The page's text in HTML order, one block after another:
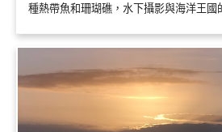
種熱帶魚和珊瑚礁，水下攝影與海洋王國